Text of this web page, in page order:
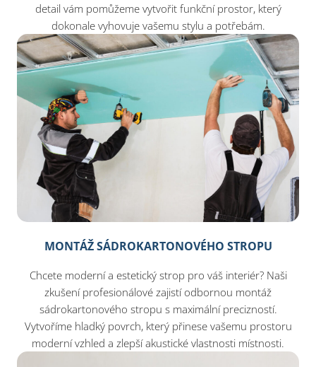
detail vám pomůžeme vytvořit funkční prostor, který
dokonale vyhovuje vašemu stylu a potřebám.
MONTÁŽ SÁDROKARTONOVÉHO STROPU
Chcete moderní a estetický strop pro váš interiér? Naši
zkušení profesionálové zajistí odbornou montáž
sádrokartonového stropu s maximální precizností.
Vytvoříme hladký povrch, který přinese vašemu prostoru
moderní vzhled a zlepší akustické vlastnosti místnosti.